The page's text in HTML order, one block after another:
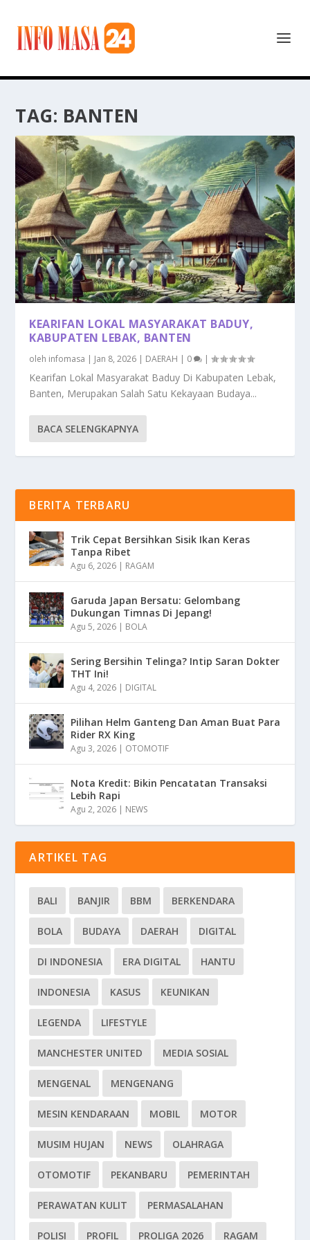
TAG: BANTEN
KEARIFAN LOKAL MASYARAKAT BADUY,
KABUPATEN LEBAK, BANTEN
oleh infomasa | Jan 8, 2026 | DAERAH | 0 |
Kearifan Lokal Masyarakat Baduy Di Kabupaten Lebak,
Banten, Merupakan Salah Satu Kekayaan Budaya...
BACA SELENGKAPNYA
BERITA TERBARU
Trik Cepat Bersihkan Sisik Ikan Keras
Tanpa Ribet
Agu 6, 2026 | RAGAM
Garuda Japan Bersatu: Gelombang
Dukungan Timnas Di Jepang!
Agu 5, 2026 | BOLA
Sering Bersihin Telinga? Intip Saran Dokter
THT Ini!
Agu 4, 2026 | DIGITAL
Pilihan Helm Ganteng Dan Aman Buat Para
Rider RX King
Agu 3, 2026 | OTOMOTIF
Nota Kredit: Bikin Pencatatan Transaksi
Lebih Rapi
Agu 2, 2026 | NEWS
ARTIKEL TAG
BALI BANJIR BBM BERKENDARA
BOLA BUDAYA DAERAH DIGITAL
DI INDONESIA ERA DIGITAL HANTU
INDONESIA KASUS KEUNIKAN
LEGENDA LIFESTYLE
MANCHESTER UNITED MEDIA SOSIAL
MENGENAL MENGENANG
MESIN KENDARAAN MOBIL MOTOR
MUSIM HUJAN NEWS OLAHRAGA
OTOMOTIF PEKANBARU PEMERINTAH
PERAWATAN KULIT PERMASALAHAN
POLISI PROFIL PROLIGA 2026 RAGAM